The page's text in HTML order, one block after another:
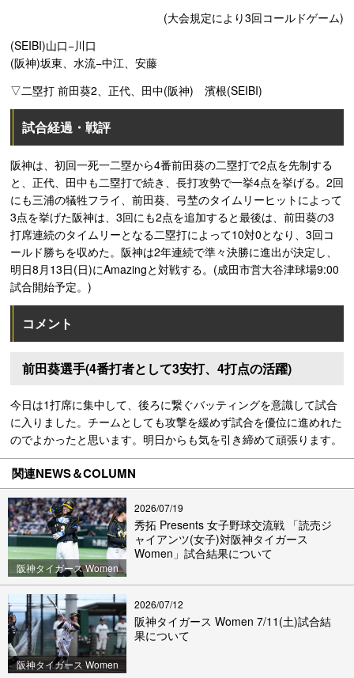
(大会規定により3回コールドゲーム)
(SEIBI)山口−川口
(阪神)坂東、水流−中江、安藤
▽二塁打 前田葵2、正代、田中(阪神) 濱根(SEIBI)
試合経過・戦評
阪神は、初回一死一二塁から4番前田葵の二塁打で2点を先制する
と、正代、田中も二塁打で続き、長打攻勢で一挙4点を挙げる。2回
にも三浦の犠牲フライ、前田葵、弓埜のタイムリーヒットによって
3点を挙げた阪神は、3回にも2点を追加すると最後は、前田葵の3
打席連続のタイムリーとなる二塁打によって10対0となり、3回コ
ールド勝ちを収めた。阪神は2年連続で準々決勝に進出が決定し、
明日8月13日(日)にAmazingと対戦する。(成田市営大谷津球場9:00
試合開始予定。)
コメント
前田葵選手(4番打者として3安打、4打点の活躍)
今日は1打席に集中して、後ろに繋ぐバッティングを意識して試合
に入りました。チームとしても攻撃を緩めず試合を優位に進めれた
のでよかったと思います。明日からも気を引き締めて頑張ります。
関連NEWS＆COLUMN
阪神タイガース Women
2026/07/19
秀拓 Presents 女子野球交流戦 「読売ジ
ャイアンツ(女子)対阪神タイガース
Women」試合結果について
阪神タイガース Women
2026/07/12
阪神タイガース Women 7/11(土)試合結
果について